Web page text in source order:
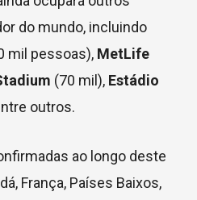
do mundo, incluindo
mil pessoas), MetLife
(70 mil), Estádio
outros.
ao longo deste
França, Países Baixos,